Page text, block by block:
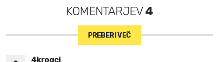
KOMENTARJEV4
PREBERI VEČ
4krogci